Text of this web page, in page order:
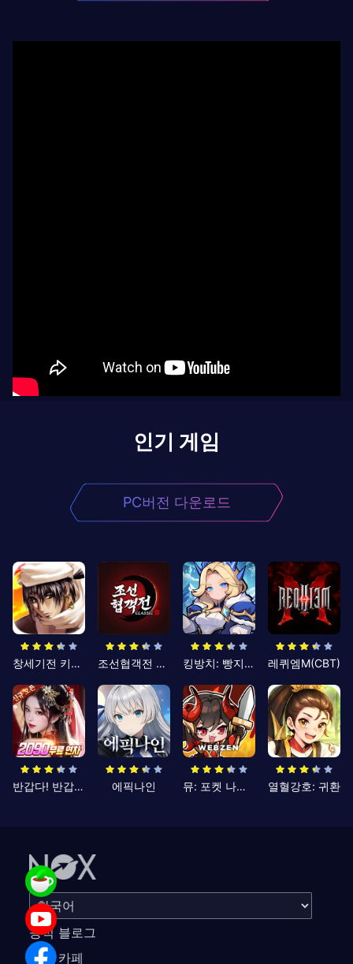
인기 게임
PC버전 다운로드
창세기전 키우기 조선협객전 클래식 킹방치: 빵지의 제왕 레퀴엠M(CBT)
반갑다! 반갑삼국지 에픽나인 뮤: 포켓 나이츠 열혈강호: 귀환
공식 블로그
공식 카페